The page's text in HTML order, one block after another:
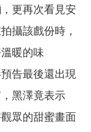
更再次看見安
攝該戲份時，
暖的味
告最後還出現
黑澤竟表示
眾的甜蜜畫面